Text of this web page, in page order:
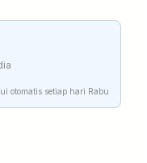
otomatis setiap hari Rabu